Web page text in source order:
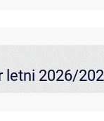
letni 2026/